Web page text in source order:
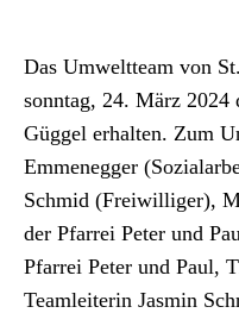
Das Umwelt­team von
son­ntag, 24. März
Güggel erhal­ten. Zum
Emmeneg­ger
Schmid (Frei­williger),
der Pfar­rei Peter und
Pfar­rei Peter und Paul,
Team­lei­t­erin Jas­min